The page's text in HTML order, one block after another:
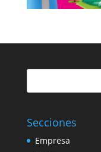
Secciones
Empresa